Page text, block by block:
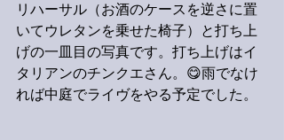
リハーサル（お酒のケースを逆さに置
いてウレタンを乗せた椅子）と打ち上
げの一皿目の写真です。打ち上げはイ
タリアンのチンクエさん。😋雨でなけ
れば中庭でライヴをやる予定でした。